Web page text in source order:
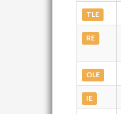
TLE
RE
OLE
IE